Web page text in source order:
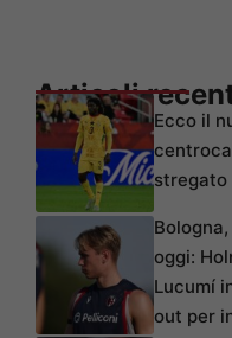
Articoli
Ecco il
stregato
oggi:
Lucumí
out per